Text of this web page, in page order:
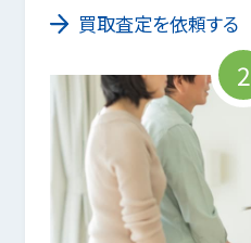
買取査定を依頼する
2